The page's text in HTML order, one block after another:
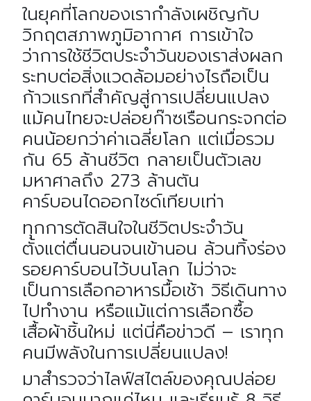
ในยุคที่โลกของเรากำลังเผชิญกับ
วิกฤตสภาพภูมิอากาศ การเข้าใจ
ว่าการใช้ชีวิตประจำวันของเราส่งผลก
ระทบต่อสิ่งแวดล้อมอย่างไรถือเป็น
ก้าวแรกที่สำคัญสู่การเปลี่ยนแปลง
แม้คนไทยจะปล่อยก๊าซเรือนกระจกต่อ
คนน้อยกว่าค่าเฉลี่ยโลก แต่เมื่อรวม
กัน 65 ล้านชีวิต กลายเป็นตัวเลข
มหาศาลถึง 273 ล้านตัน
คาร์บอนไดออกไซด์เทียบเท่า
ทุกการตัดสินใจในชีวิตประจำวัน
ตั้งแต่ตื่นนอนจนเข้านอน ล้วนทิ้งร่อง
รอยคาร์บอนไว้บนโลก ไม่ว่าจะ
เป็นการเลือกอาหารมื้อเช้า วิธีเดินทาง
ไปทำงาน หรือแม้แต่การเลือกซื้อ
เสื้อผ้าชิ้นใหม่ แต่นี่คือข่าวดี – เราทุก
คนมีพลังในการเปลี่ยนแปลง!
มาสำรวจว่าไลฟ์สไตล์ของคุณปล่อย